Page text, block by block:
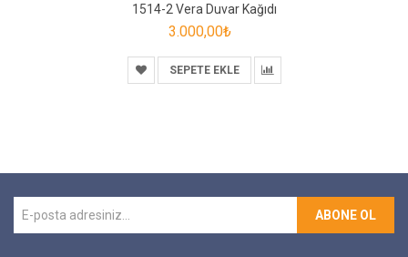
1514-2 Vera Duvar Kağıdı
3.000,00₺
SEPETE EKLE
ABONE OL